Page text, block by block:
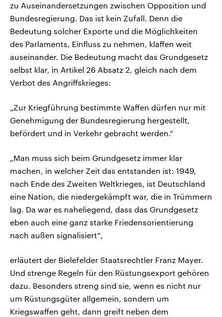
zu Auseinandersetzungen zwischen Opposition und
Bundesregierung. Das ist kein Zufall. Denn die
Bedeutung solcher Exporte und die Möglichkeiten
des Parlaments, Einfluss zu nehmen, klaffen weit
auseinander. Die Bedeutung macht das Grundgesetz
selbst klar, in Artikel 26 Absatz 2, gleich nach dem
Verbot des Angriffskrieges:
„Zur Kriegführung bestimmte Waffen dürfen nur mit
Genehmigung der Bundesregierung hergestellt,
befördert und in Verkehr gebracht werden.“
„Man muss sich beim Grundgesetz immer klar
machen, in welcher Zeit das entstanden ist: 1949,
nach Ende des Zweiten Weltkrieges, ist Deutschland
eine Nation, die niedergekämpft war, die in Trümmern
lag. Da war es naheliegend, dass das Grundgesetz
eben auch eine ganz starke Friedensorientierung
nach außen signalisiert“,
erläutert der Bielefelder Staatsrechtler Franz Mayer.
Und strenge Regeln für den Rüstungsexport gehören
dazu. Besonders streng sind sie, wenn es nicht nur
um Rüstungsgüter allgemein, sondern um
Kriegswaffen geht, dann greift neben dem